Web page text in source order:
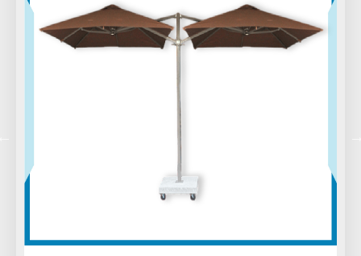
HN
Hà Nhật
(Đánh giá 1 năm trước)
Cảm ơn, đã tư vấn đúng loại phù hợp với mình.
(Đánh giá 1 năm trước)